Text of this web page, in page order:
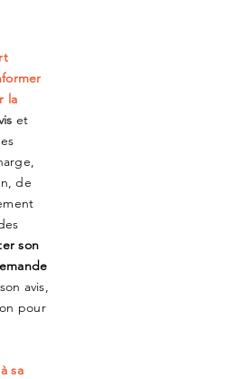
la
et
de
son
avis,
pour
sa